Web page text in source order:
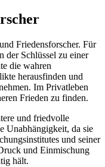
Friedensforscher. Für
der Schlüssel zu einer
die wahren
herausfinden und
Im Privatleben
Frieden zu finden.
und friedvolle
Unabhängigkeit, da sie
und seiner
und Einmischung
hält.